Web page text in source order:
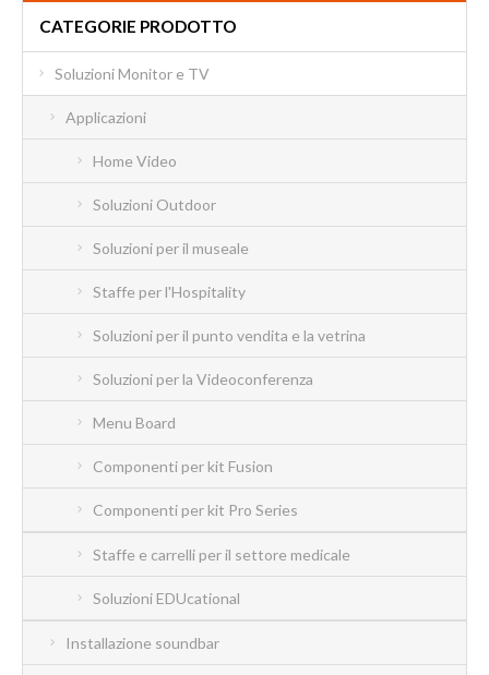
CATEGORIE PRODOTTO
Soluzioni Monitor e TV
Applicazioni
Home Video
Soluzioni Outdoor
Soluzioni per il museale
Staffe per l'Hospitality
Soluzioni per il punto vendita e la vetrina
Soluzioni per la Videoconferenza
Menu Board
Componenti per kit Fusion
Componenti per kit Pro Series
Staffe e carrelli per il settore medicale
Soluzioni EDUcational
Installazione soundbar